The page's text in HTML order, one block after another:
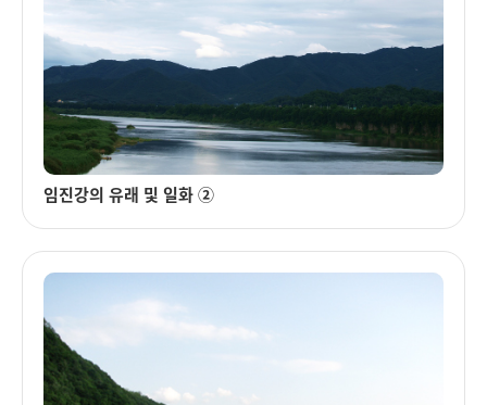
임진강의 유래 및 일화 ②